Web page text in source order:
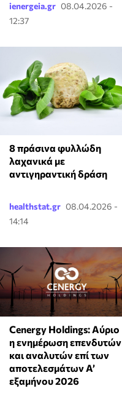
ienergeia.gr 08.04.2026 -
12:37
8 πράσινα φυλλώδη
λαχανικά με
αντιγηραντική δράση
healthstat.gr 08.04.2026 -
14:14
Cenergy Holdings: Αύριο
η ενημέρωση επενδυτών
και αναλυτών επί των
αποτελεσμάτων A’
εξαμήνου 2026